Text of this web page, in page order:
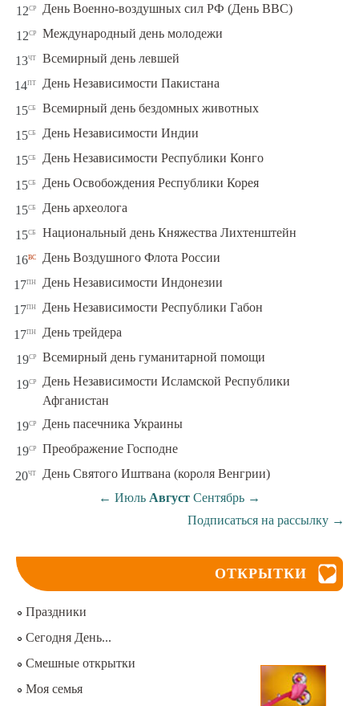
12ср День Военно-воздушных сил РФ (День ВВС)
12ср Международный день молодежи
13чт Всемирный день левшей
14пт День Независимости Пакистана
15сб Всемирный день бездомных животных
15сб День Независимости Индии
15сб День Независимости Республики Конго
15сб День Освобождения Республики Корея
15сб День археолога
15сб Национальный день Княжества Лихтенштейн
16вс День Воздушного Флота России
17пн День Независимости Индонезии
17пн День Независимости Республики Габон
17пн День трейдера
19ср Всемирный день гуманитарной помощи
19ср
День Независимости Исламской Республики
Афганистан
19ср День пасечника Украины
19ср Преображение Господне
20чт
День Святого Иштвана (короля Венгрии)
← Июль Август Сентябрь →
Подписаться на рассылку →
ОТКРЫТКИ
Праздники
Сегодня День...
Смешные открытки
Моя семья